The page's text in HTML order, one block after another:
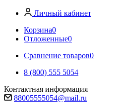
Личный кабинет
Корзина0
Отложенные0
Сравнение товаров0
8 (800) 555 5054
Контактная информация
88005555054@mail.ru